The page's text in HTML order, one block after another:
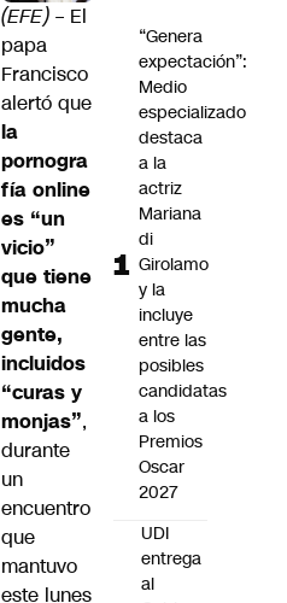
(EFE) – El
papa
Francisco
alertó que
la
pornogra
fía online
es “un
vicio”
que tiene
mucha
gente,
incluidos
“curas y
monjas”,
durante
un
encuentro
que
mantuvo
este lunes
“Genera
expectación”:
Medio
especializado
destaca
a la
actriz
Mariana
di
Girolamo
y la
incluye
entre las
posibles
candidatas
a los
Premios
Oscar
2027
UDI
entrega
al